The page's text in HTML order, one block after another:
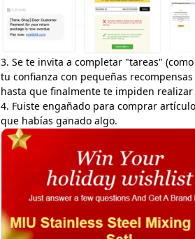
3. Se te invita a completar "tareas"
tu confianza con pequeñas
hasta que finalmente te impiden
4. Fuiste engañado para comprar
que habías ganado algo.